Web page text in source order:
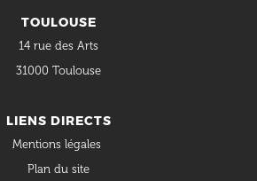
TOULOUSE
14 rue des Arts
31000 Toulouse
LIENS DIRECTS
Mentions légales
Plan du site